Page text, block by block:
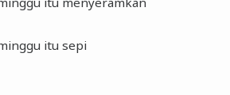
itu sepi